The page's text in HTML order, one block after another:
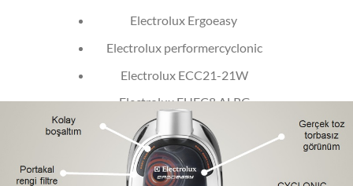
Electrolux Ergoeasy
Electrolux performercyclonic
Electrolux ECC21-21W
Electrolux EUFC8 ALRG